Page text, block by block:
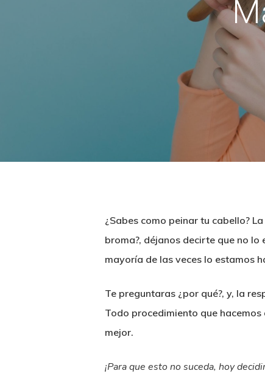
¿Sabes como peinar tu cabello?
broma?, déjanos decirte que no lo
mayoría de las veces lo estamos
Te preguntaras ¿por qué?, y, la
Todo procedimiento que
mejor.
¡Para que esto no suceda, hoy